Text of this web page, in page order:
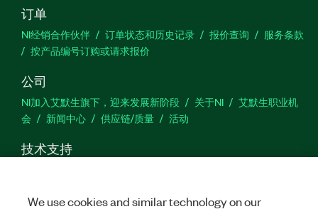
订单
NI经销合作伙伴 订单状态和历史记录 报价查询
服务条款
按产品编号订购或请求报价
公司
NI加入艾默生旗下，迎来发展新阶段 关于NI
艾默生职业机
会
新闻中心 供应链/质量 活动
技术支持
We use cookies and similar technology on our